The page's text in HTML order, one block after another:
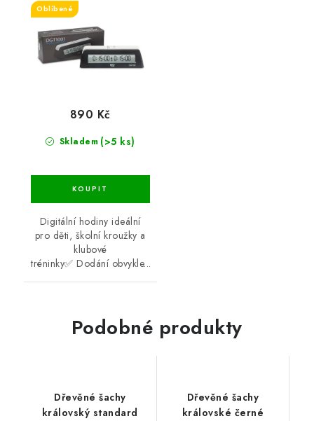
Oblíbené
Skladem (>5 ks)
890 Kč
Digitální hodiny ideální
pro děti, školní kroužky a
klubové
tréninky✅ Dodání obvykle...
Podobné produkty
Dřevěné šachy
královský standard
Dřevěné šachy
královské černé